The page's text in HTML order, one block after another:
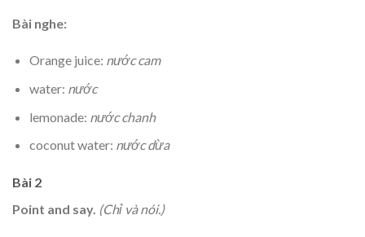
Bài nghe:
Orange juice: nước cam
water: nước
lemonade: nước chanh
coconut water: nước dừa
Bài 2
Point and say. (Chỉ và nói.)